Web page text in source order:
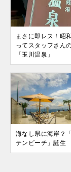
まさに即レス！昭
ってスタッフさん
「玉川温泉」
海なし県に海岸？
テンビーチ」誕生